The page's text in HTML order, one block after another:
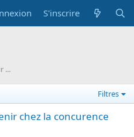
S'inscrire
...
Filtres
chez la concurence